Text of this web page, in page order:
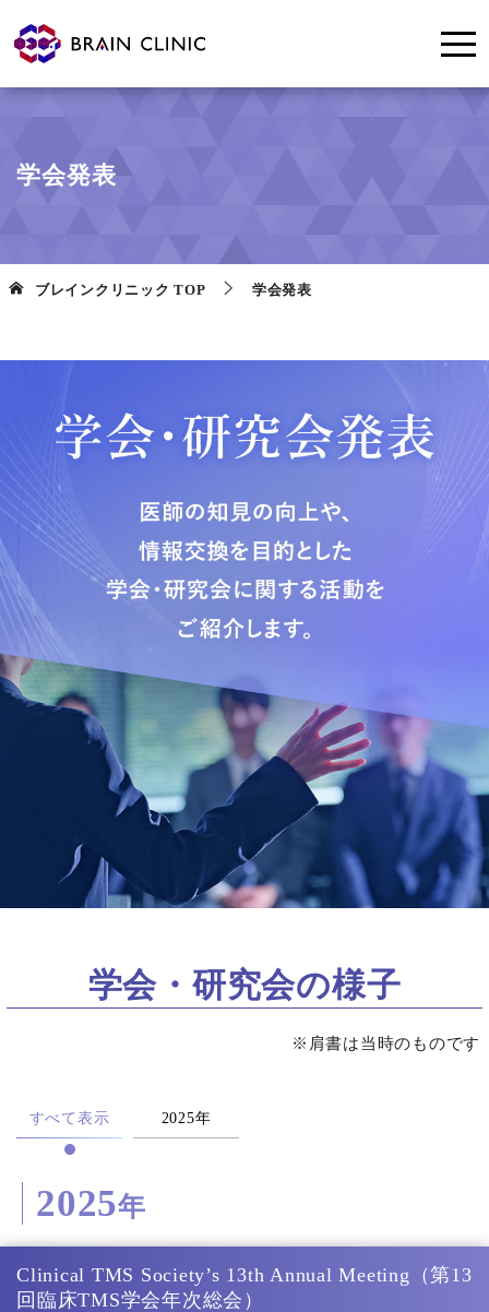
学会発表
ブレインクリニック TOP 学会発表
学会・研究会の様子
※肩書は当時のものです
すべて表示 2025年
2025年
Clinical TMS Society’s 13th Annual Meeting（第13
回臨床TMS学会年次総会）